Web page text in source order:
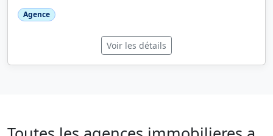
Agence
Voir les détails